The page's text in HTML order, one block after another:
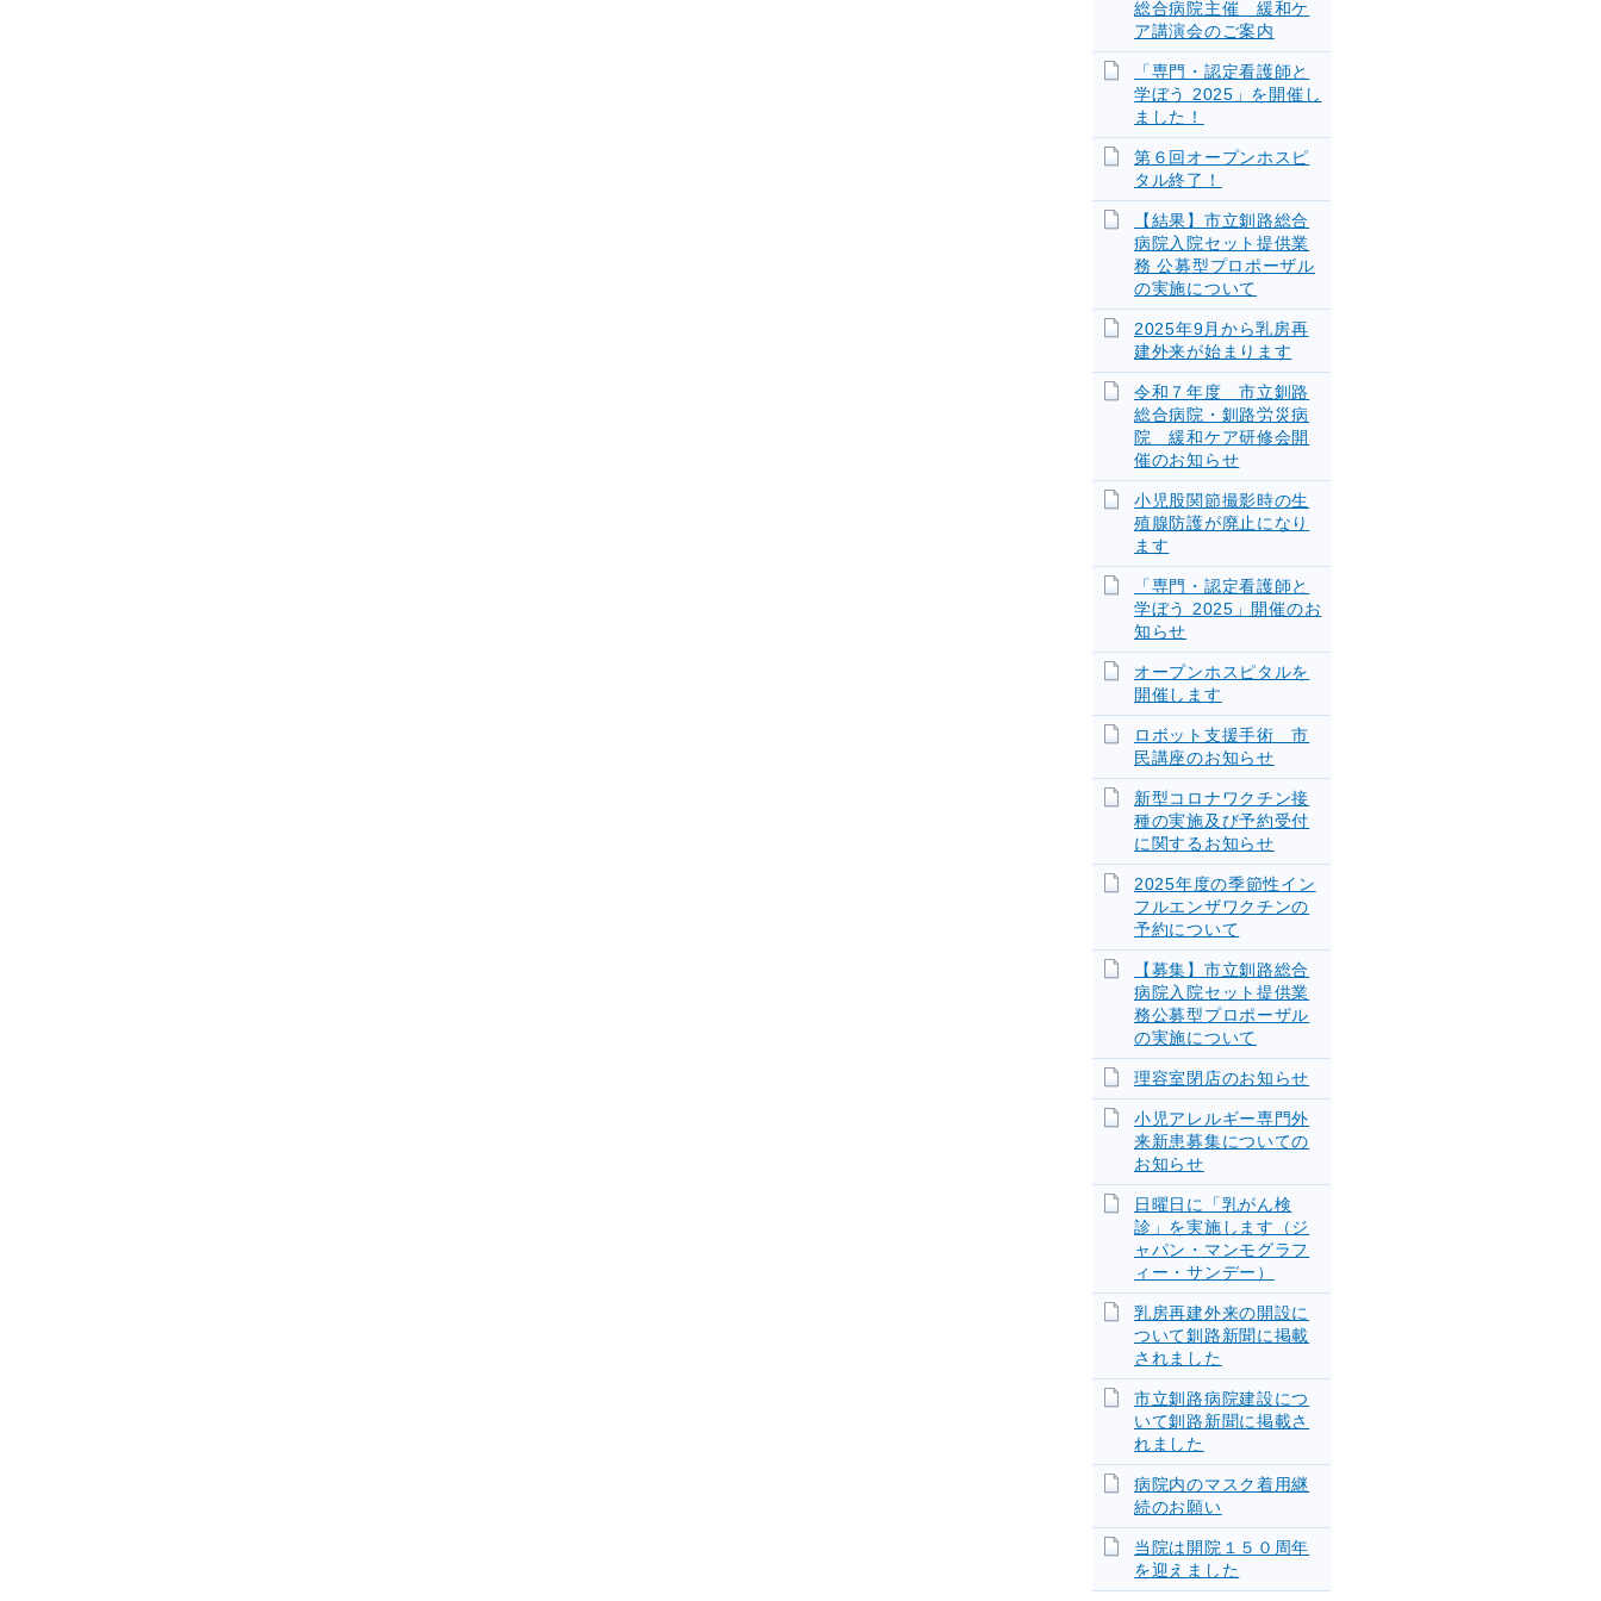
総合病院主催 緩和ケ
ア講演会のご案内
「専門・認定看護師と
学ぼう 2025」を開催し
ました！
第６回オープンホスピ
タル終了！
【結果】市立釧路総合
病院入院セット提供業
務 公募型プロポーザル
の実施について
2025年9月から乳房再
建外来が始まります
令和７年度 市立釧路
総合病院・釧路労災病
院 緩和ケア研修会開
催のお知らせ
小児股関節撮影時の生
殖腺防護が廃止になり
ます
「専門・認定看護師と
学ぼう 2025」開催のお
知らせ
オープンホスピタルを
開催します
ロボット支援手術 市
民講座のお知らせ
新型コロナワクチン接
種の実施及び予約受付
に関するお知らせ
2025年度の季節性イン
フルエンザワクチンの
予約について
【募集】市立釧路総合
病院入院セット提供業
務公募型プロポーザル
の実施について
理容室閉店のお知らせ
小児アレルギー専門外
来新患募集についての
お知らせ
日曜日に「乳がん検
診」を実施します（ジ
ャパン・マンモグラフ
ィー・サンデー）
乳房再建外来の開設に
ついて釧路新聞に掲載
されました
市立釧路病院建設につ
いて釧路新聞に掲載さ
れました
病院内のマスク着用継
続のお願い
当院は開院１５０周年
を迎えました